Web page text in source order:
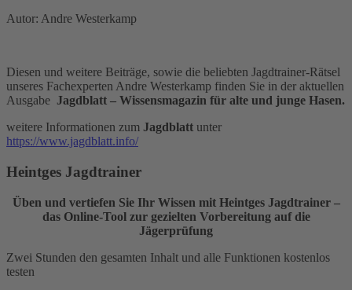
Autor: Andre Westerkamp
Diesen und weitere Beiträge, sowie die beliebten Jagdtrainer-Rätsel
unseres Fachexperten Andre Westerkamp finden Sie in der aktuellen
Ausgabe Jagdblatt – Wissensmagazin für alte und junge Hasen.
weitere Informationen zum Jagdblatt unter
https://www.jagdblatt.info/
Heintges Jagdtrainer
Üben und vertiefen Sie Ihr Wissen mit Heintges Jagdtrainer –
das Online-Tool zur gezielten Vorbereitung auf die
Jägerprüfung
Zwei Stunden den gesamten Inhalt und alle Funktionen kostenlos
testen